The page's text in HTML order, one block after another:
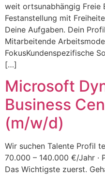
weit ortsunabhängig Freie
Festanstellung mit
Deine Aufgaben. Dein
Mitarbeitende
FokusKundenspezifische
[…]
Microsoft
Business
(m/w/d)
Wir suchen Talente Profil
70.000 – 140.000 €/Jahr
Das Wichtigste zuerst.